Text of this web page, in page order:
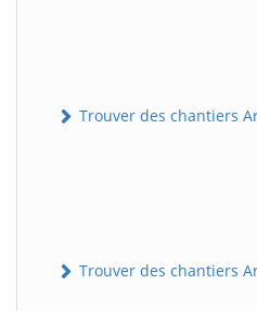
Trouver des chantiers
Trouver des chantiers